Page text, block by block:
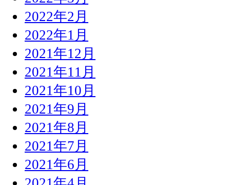
2022年2月
2022年1月
2021年12月
2021年11月
2021年10月
2021年9月
2021年8月
2021年7月
2021年6月